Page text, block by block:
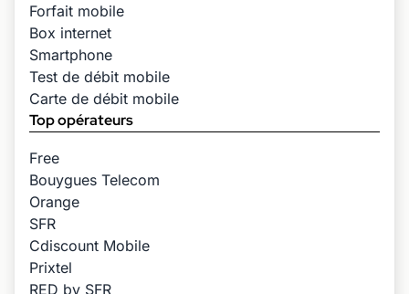
Forfait mobile
Box internet
Smartphone
Test de débit mobile
Carte de débit mobile
Top opérateurs
Free
Bouygues Telecom
Orange
SFR
Cdiscount Mobile
Prixtel
RED by SFR